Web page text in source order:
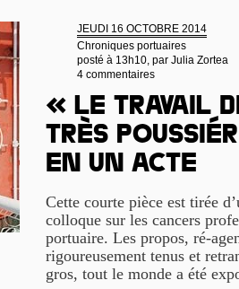
JEUDI 16 OCTOBRE 2014
Chroniques portuaires
posté à 13h10, par Julia Zortea
4 commentaires
« Le travail
très
en un acte
Cette courte pièce est tirée
colloque sur les cancers
portuaire. Les propos, ré-
rigoureusement tenus et
gros, tout le monde a été